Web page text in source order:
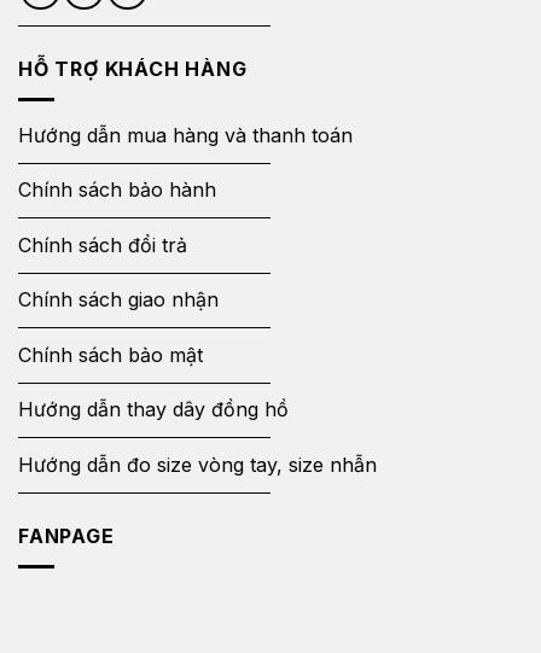
HỖ TRỢ KHÁCH HÀNG
Hướng dẫn mua hàng và thanh toán
Chính sách bảo hành
Chính sách đổi trả
Chính sách giao nhận
Chính sách bảo mật
Hướng dẫn thay dây đồng hồ
Hướng dẫn đo size vòng tay, size nhẫn
FANPAGE